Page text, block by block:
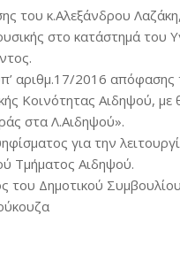
του κ.Αλεξάνδρου
στο κατάστημά του
αριθμ.17/2016 απόφασης
Κοινότητας Αιδηψού, με
στα Λ.Αιδηψού».
για την
Τμήματος Αιδηψού.
του Δημοτικού Συμβουλίου